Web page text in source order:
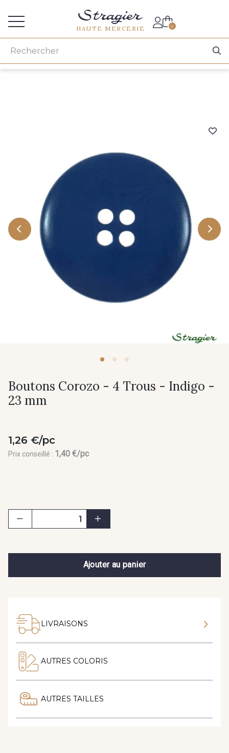
HAUTE MERCERIE 0
Boutons Corozo - 4 Trous - Indigo -
23 mm
1,26 €/pc
Prix conseillé : 1,40 €/pc
Ajouter au panier
LIVRAISONS
AUTRES COLORIS
AUTRES TAILLES